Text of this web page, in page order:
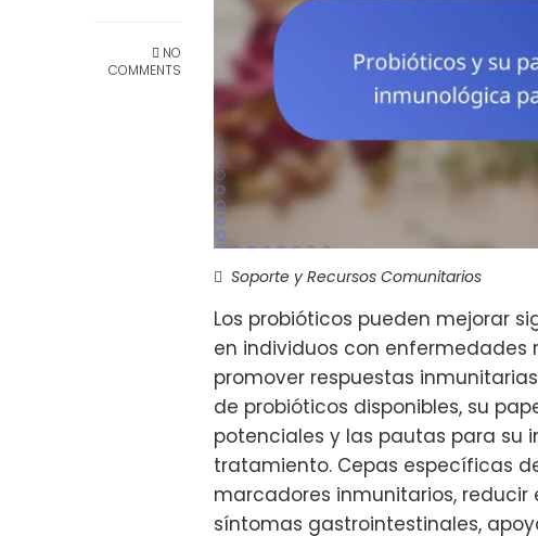
NO
COMMENTS
Soporte y Recursos Comunitarios
Los probióticos pueden mejorar
en individuos con
promover respuestas
de probióticos disponibles, su
potenciales y las pautas para su
tratamiento. Cepas específicas
marcadores inmunitarios, reducir
síntomas gastrointestinales,